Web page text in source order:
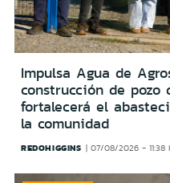
Impulsa Agua de
construcción de pozo
fortalecerá el
la comunidad
REDOHIGGINS 07/08/2026 - 11:38